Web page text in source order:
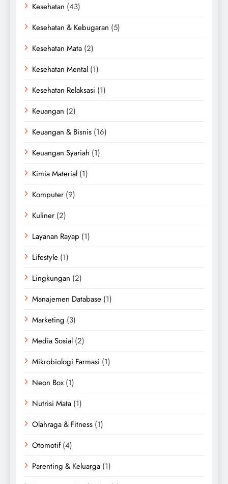
Kesehatan (43)
Kesehatan & Kebugaran (5)
Kesehatan Mata (2)
Kesehatan Mental (1)
Kesehatan Relaksasi (1)
Keuangan (2)
Keuangan & Bisnis (16)
Keuangan Syariah (1)
Kimia Material (1)
Komputer (9)
Kuliner (2)
Layanan Rayap (1)
Lifestyle (1)
Lingkungan (2)
Manajemen Database (1)
Marketing (3)
Media Sosial (2)
Mikrobiologi Farmasi (1)
Neon Box (1)
Nutrisi Mata (1)
Olahraga & Fitness (1)
Otomotif(4)
Parenting & Keluarga (1)